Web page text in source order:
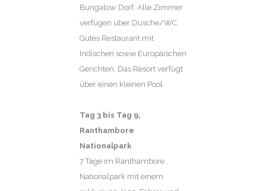
Bungalow Dorf. Alle Zimmer
verfügen über Dusche/WC.
Gutes Restaurant mit
Indischen sowie Europäischen
Gerichten. Das Resort verfügt
über einen kleinen Pool.
Tag 3 bis Tag 9,
Ranthambore
Nationalpark
7 Tage im Ranthambore
Nationalpark mit einem